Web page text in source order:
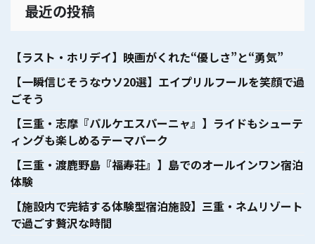
最近の投稿
【ラスト・ホリデイ】映画がくれた“優しさ”と“勇気”
【一瞬信じそうなウソ20選】エイプリルフールを笑顔で過
ごそう
【三重・志摩『パルケエスパーニャ』】ライドもシューテ
ィングも楽しめるテーマパーク
【三重・渡鹿野島『福寿荘』】島でのオールインワン宿泊
体験
【施設内で完結する体験型宿泊施設】三重・ネムリゾート
で過ごす贅沢な時間